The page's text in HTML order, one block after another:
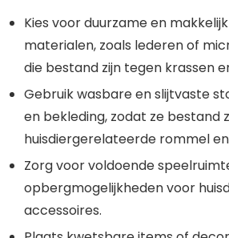
Kies voor duurzame en
materialen, zoals lederen of
die bestand zijn tegen krassen
Gebruik wasbare en slijtvaste
en bekleding, zodat ze bestand
huisdiergerelateerde rommel en
Zorg voor voldoende
opbergmogelijkheden voor
accessoires.